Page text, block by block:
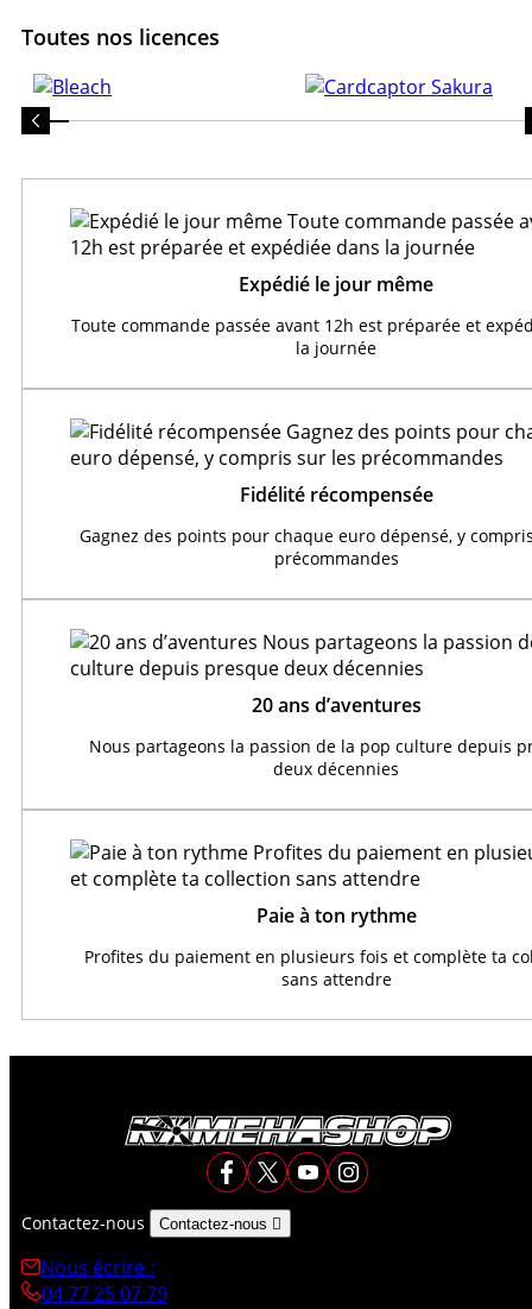
Toutes nos licences
Expédié le jour même
Toute commande passée avant 12h est préparée et
la journée
Fidélité récompensée
Gagnez des points pour chaque euro dépensé, y
précommandes
20 ans d’aventures
Nous partageons la passion de la pop culture depuis
deux décennies
Paie à ton rythme
Profites du paiement en plusieurs fois et complète ta
sans attendre
Contactez-nous Contactez-nous 
Nous écrire :
04 77 25 07 79